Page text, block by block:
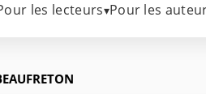
les lecteurs▾Pour les